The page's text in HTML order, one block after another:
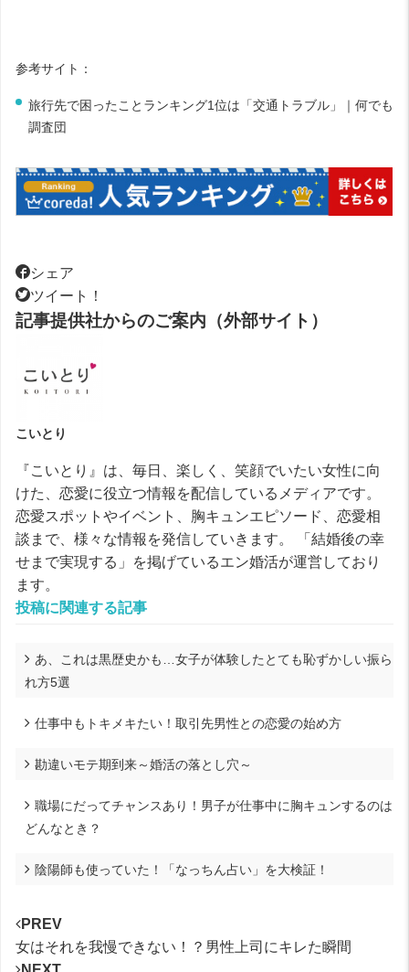
参考サイト：
旅行先で困ったことランキング1位は「交通トラブル」｜何でも
調査団
シェア
ツイート！
記事提供社からのご案内（外部サイト）
こいとり
『こいとり』は、毎日、楽しく、笑顔でいたい女性に向
けた、恋愛に役立つ情報を配信しているメディアです。
恋愛スポットやイベント、胸キュンエピソード、恋愛相
談まで、様々な情報を発信していきます。 「結婚後の幸
せまで実現する」を掲げているエン婚活が運営しており
ます。
投稿に関連する記事
あ、これは黒歴史かも…女子が体験したとても恥ずかしい振ら
れ方5選
仕事中もトキメキたい！取引先男性との恋愛の始め方
勘違いモテ期到来～婚活の落とし穴～
職場にだってチャンスあり！男子が仕事中に胸キュンするのは
どんなとき？
陰陽師も使っていた！「なっちん占い」を大検証！
PREV
女はそれを我慢できない！？男性上司にキレた瞬間